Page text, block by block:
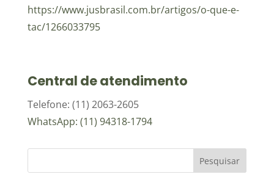
https://www.jusbrasil.com.br/artigos/o-que-e-
tac/1266033795
Central de atendimento
Telefone: (11) 2063-2605
WhatsApp: (11) 94318-1794